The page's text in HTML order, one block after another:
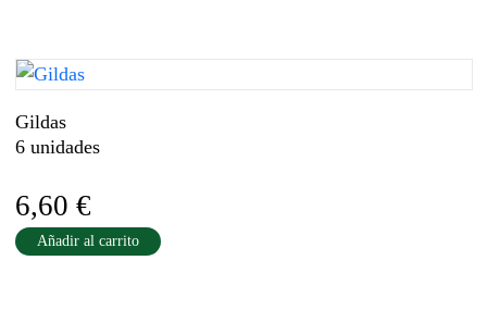
Gildas
6 unidades
6,60 €
Añadir al carrito